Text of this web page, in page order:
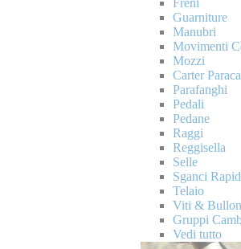
Freni
Guarniture
Manubri
Movimenti
Mozzi
Carter
Parafanghi
Pedali
Pedane
Raggi
Reggisella
Selle
Sganci
Telaio
Viti &
Gruppi
Vedi tutto